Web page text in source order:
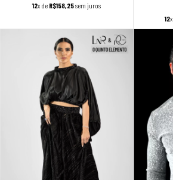
12x de R$158,25sem juros
12